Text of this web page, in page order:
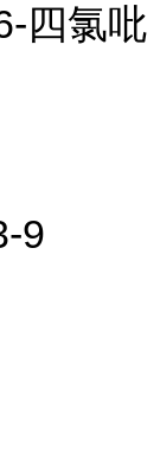
四氯吡
9